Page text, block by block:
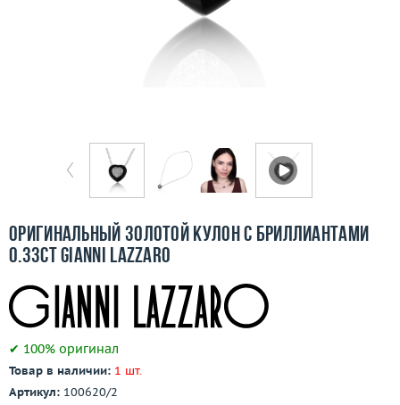
Контакты
3D-тур по шоуруму
Заказать звонок
Оригинальный золотой кулон с бриллиантами
0.33ct Gianni Lazzaro
✔ 100% оригинал
Товар в наличии: 1 шт.
Артикул: 100620/2